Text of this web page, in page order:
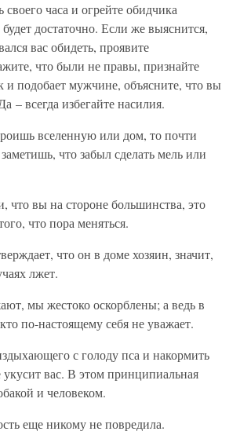
своего часа и огрейте обидчика
достаточно. Если же выяснится,
вас обидеть, проявите
что были не правы, признайте
подобает мужчине, объясните, что вы
– всегда избегайте насилия.
вселенную или дом, то почти
что забыл сделать мель или
что вы на стороне большинства, это
что пора меняться.
что он в доме хозяин, значит,
лжет.
мы жестоко оскорблены; а ведь в
по-настоящему себя не уважает.
с голоду пса и накормить
укусит вас. В этом принципиальная
и человеком.
еще никому не повредила.